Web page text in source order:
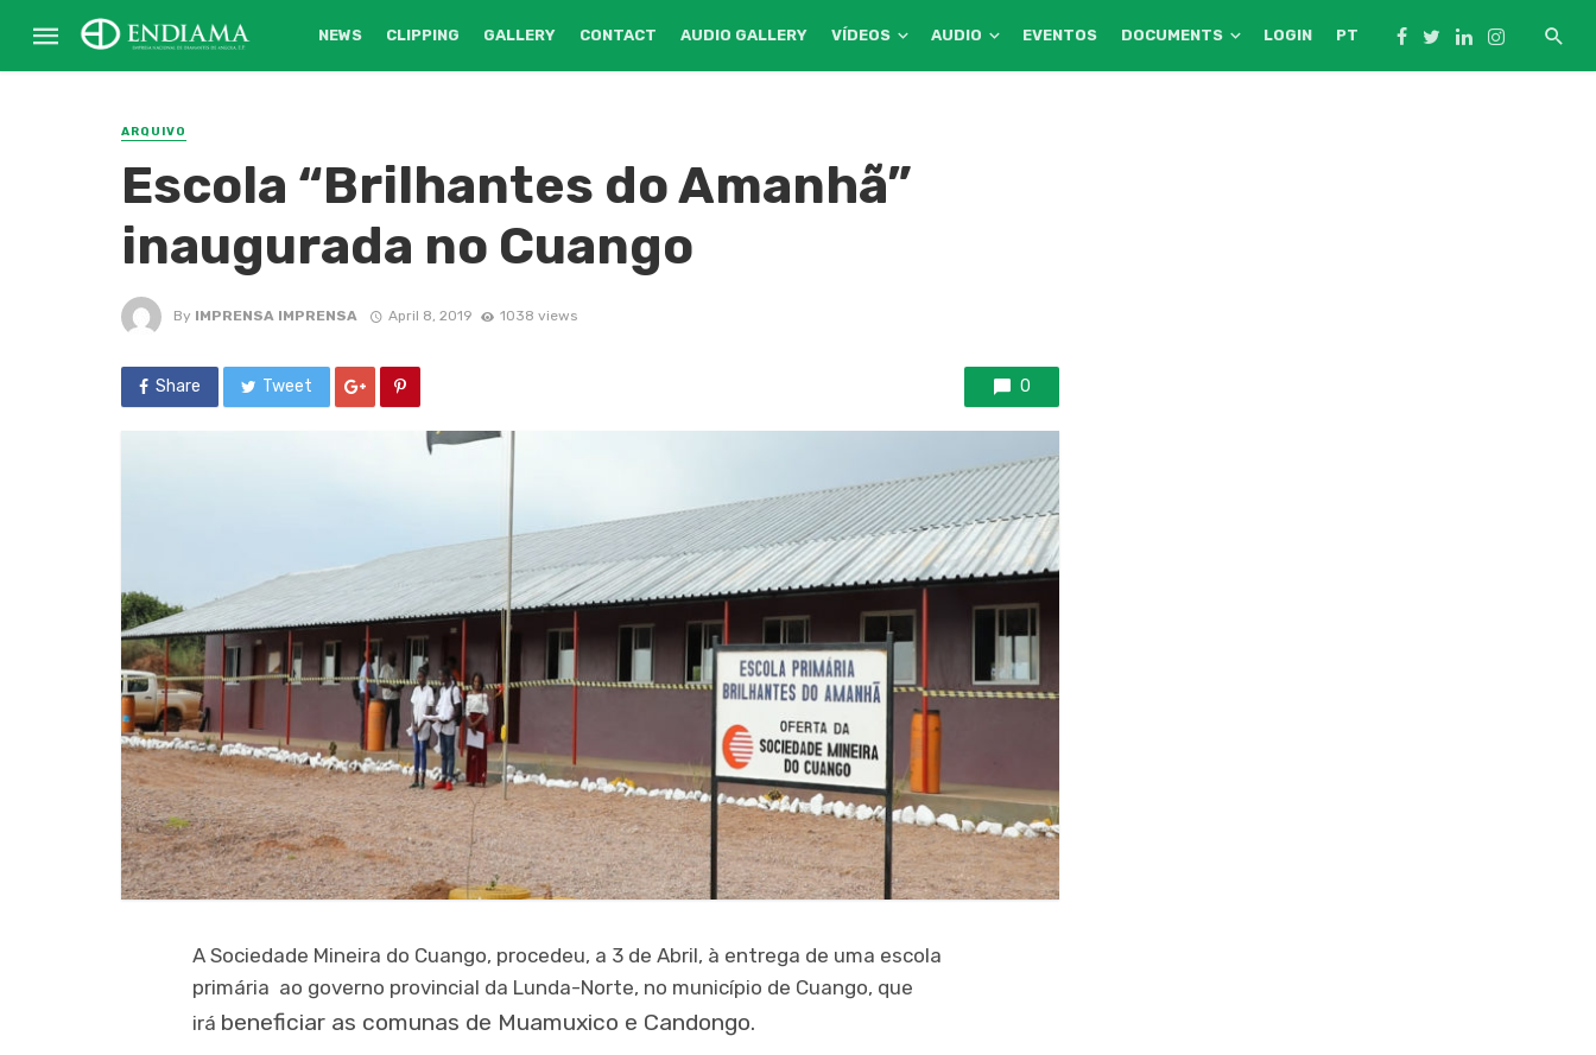
NEWS CLIPPING GALLERY CONTACT AUDIO GALLERY VÍDEOS AUDIO EVENTOS DOCUMENTS LOGIN PT
ARQUIVO
Escola “Brilhantes do Amanhã”
inaugurada no Cuango
By IMPRENSA IMPRENSA April 8, 2019 1038 views
Share Tweet 0
A Sociedade Mineira do Cuango, procedeu, a 3 de Abril, à entrega de uma escola
primária ao governo provincial da Lunda-Norte, no município de Cuango, que
irá beneficiar as comunas de Muamuxico e Candongo.